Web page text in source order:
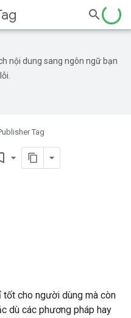
nội dung sang ngôn ngữ bạn
Tag
cho người dùng mà còn
dù các phương pháp hay